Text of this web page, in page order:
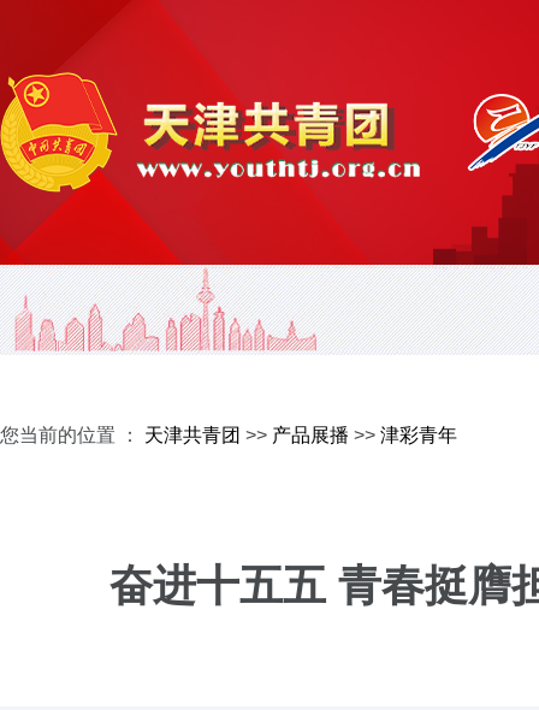
您当前的位置 ： 天津共青团 >> 产品展播 >> 津彩青年
奋进十五五 青春挺膺